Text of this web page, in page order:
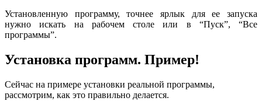
Установленную программу, точнее ярлык для ее запуска
нужно искать на рабочем столе или в “Пуск”, “Все
программы”.
Установка программ. Пример!
Сейчас на примере установки реальной программы,
рассмотрим, как это правильно делается.